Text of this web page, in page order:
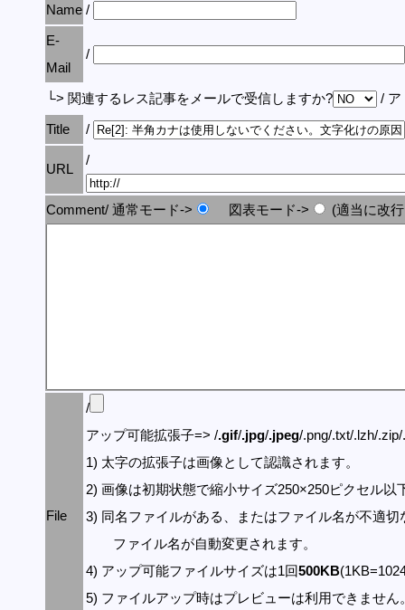
Name /
E-
Mail
/
└> 関連するレス記事をメールで受信しますか?
/ ア
Title
/
URL
/
Comment/ 通常モード-> 図表モード-> (適当に改
File
/
アップ可能拡張子=> /.gif/.jpg/.jpeg/.png/.txt/.lzh/
1) 太字の拡張子は画像として認識されます。
2) 画像は初期状態で縮小サイズ250×250ピクセル以
3) 同名ファイルがある、またはファイル名が不適切
ファイル名が自動変更されます。
4) アップ可能ファイルサイズは1回500KB
5) ファイルアップ時はプレビューは利用できません